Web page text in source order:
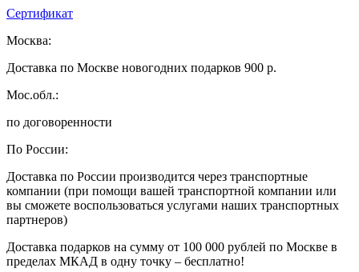
Сертификат
Москва:
Доставка по Москве новогодних подарков 900 р.
Мос.обл.:
по договоренности
По России:
Доставка по России производится через транспортные
компании (при помощи вашей транспортной компании или
вы сможете воспользоваться услугами наших транспортных
партнеров)
Доставка подарков на сумму от 100 000 рублей по Москве в
пределах МКАД в одну точку – бесплатно!